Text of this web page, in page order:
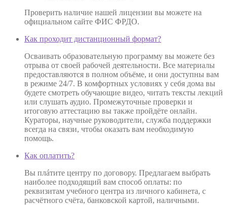
Проверить наличие нашей лицензии вы можете на
официальном сайте ФИС ФРДО.
Как проходит дистанционный формат?
Осваивать образовательную программу вы можете без
отрыва от своей рабочей деятельности. Все материалы
предоставляются в полном объёме, и они доступны вам
в режиме 24/7. В комфортных условиях у себя дома вы
будете смотреть обучающие видео, читать тексты лекций
или слушать аудио. Промежуточные проверки и
итоговую аттестацию вы также пройдёте онлайн.
Кураторы, научные руководители, служба поддержки
всегда на связи, чтобы оказать вам необходимую
помощь.
Как оплатить?
Вы плáтите центру по договору. Предлагаем выбрать
наиболее подходящий вам способ оплаты: по
реквизитам учебного центра из личного кабинета, с
расчётного счёта, банковской картой, наличными.